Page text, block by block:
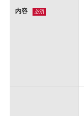
内容 必須